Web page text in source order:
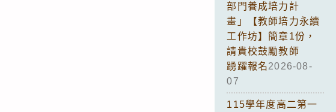
部門養成培力計
畫」【教師培力永續
工作坊】簡章1份，
請貴校鼓勵教師
踴躍報名2026-08-
07
115學年度高二第一